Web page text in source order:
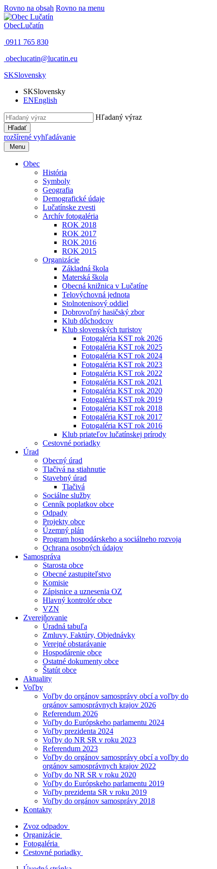
Rovno na obsah Rovno na menu
ObecLučatín
0911 765 830
obeclucatin@lucatin.eu
SKSlovensky
SKSlovensky
ENEnglish
Hľadaný výraz
Hľadať
rozšírené vyhľadávanie
Menu
Obec
História
Symboly
Geografia
Demografické údaje
Lučatínske zvesti
Archív fotogaléria
ROK 2018
ROK 2017
ROK 2016
ROK 2015
Organizácie
Základná škola
Materská škola
Obecná knižnica v Lučatíne
Telovýchovná jednota
Stolnotenisový oddiel
Dobrovoľný hasičský zbor
Klub dôchodcov
Klub slovenských turistov
Fotogaléria KST rok 2026
Fotogaléria KST rok 2025
Fotogaléria KST rok 2024
Fotogaléria KST rok 2023
Fotogaléria KST rok 2022
Fotogaléria KST rok 2021
Fotogaléria KST rok 2020
Fotogaléria KST rok 2019
Fotogaléria KST rok 2018
Fotogaléria KST rok 2017
Fotogaléria KST rok 2016
Klub priateľov lučatínskej prírody
Cestovné poriadky
Úrad
Obecný úrad
Tlačivá na stiahnutie
Stavebný úrad
Tlačivá
Sociálne služby
Cenník poplatkov obce
Odpady
Projekty obce
Územný plán
Program hospodárskeho a sociálneho rozvoja
Ochrana osobných údajov
Samospráva
Starosta obce
Obecné zastupiteľstvo
Komisie
Zápisnice a uznesenia OZ
Hlavný kontrolór obce
VZN
Zverejňovanie
Úradná tabuľa
Zmluvy, Faktúry, Objednávky
Verejné obstarávanie
Hospodárenie obce
Ostatné dokumenty obce
Štatút obce
Aktuality
Voľby
Voľby do orgánov samosprávy obcí a voľby do
orgánov samosprávnych krajov 2026
Referendum 2026
Voľby do Európskeho parlamentu 2024
Voľby prezidenta 2024
Voľby do NR SR v roku 2023
Referendum 2023
Voľby do orgánov samosprávy obcí a voľby do
orgánov samosprávnych krajov 2022
Voľby do NR SR v roku 2020
Voľby do Európskeho parlamentu 2019
Voľby prezidenta SR v roku 2019
Voľby do orgánov samosprávy 2018
Kontakty
Zvoz odpadov
Organizácie
Fotogaléria
Cestovné poriadky